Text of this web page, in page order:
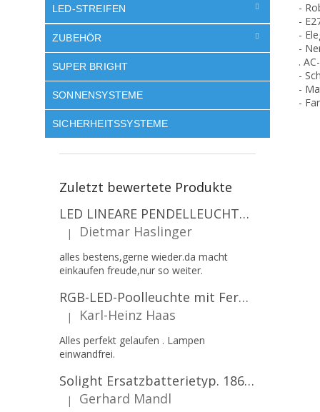
LED-STREIFEN
ZUBEHÖR
SUPER BRIGHT
SONNENSYSTEME
SICHERHEITSSYSTEME
Zuletzt bewertete Produkte
LED LINEARE PENDELLEUCHTE EXECULINE 120CM, 30W, 3750LM, 96°, 4000K, IP20, WEISS [207806]
Die Produktbewertung beträgt 5 von 5 Sternen.
| Dietmar Haslinger
alles bestens,gerne wieder.da macht
einkaufen freude,nur so weiter.
RGB-LED-Poolleuchte mit Fernbedienung, 12W, 1260lm, PAR56, 12V, 1+1 gratis!
Die Produktbewertung beträgt 5 von 5 Sternen.
| Karl-Heinz Haas
Alles perfekt gelaufen . Lampen
einwandfrei.
Solight Ersatzbatterietyp. 18650, 3,7 V, Li-Ion, 2200 mAh [WN900]
Die Produktbewertung beträgt 5 von 5 Sternen.
| Gerhard Mandl
-
-
-
-
.
-
-
-